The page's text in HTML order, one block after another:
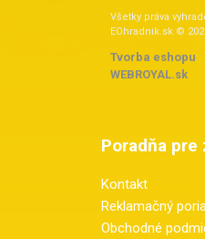
Všetky práva
EOhradnik.sk ©
Tvorba eshopu:
WEBROYAL.sk
Poradňa pre
Kontakt
Reklamačný
Obchodné